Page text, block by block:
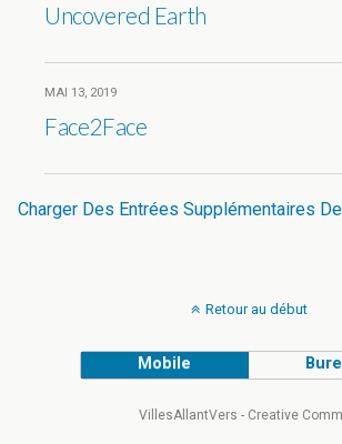
Uncovered Earth
MAI 13, 2019
Face2Face
Charger Des Entrées Supplémentaires
Retour au début
Mobile
VillesAllantVers - Creative